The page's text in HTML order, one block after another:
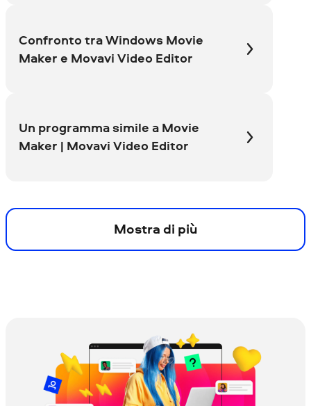
Confronto tra Windows Movie
Maker e Movavi Video Editor
Un programma simile a Movie
Maker | Movavi Video Editor
Mostra di più